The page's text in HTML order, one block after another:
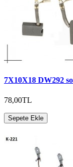
7X10X18 DW292
78,00TL
Sepete Ekle